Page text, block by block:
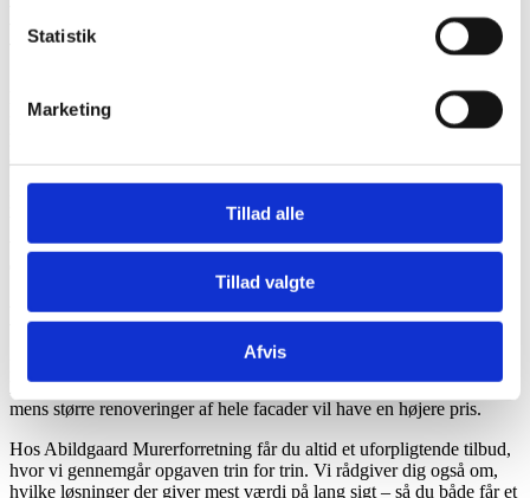
Statistik
Marketing
Tillad alle
Tillad valgte
Afvis
vigtig?
Mange overser murværkets betydning – men det er husets
fundament, der beskytter mod vejr, vind og frost. Selv små revner
større konstruktionsproblemer.
En professionel reparation af murværk forebygger skader, styrker
bygningens stabilitet og giver dig ro i sindet. Samtidig kan et flot og
velholdt murværk forbedre boligens udseende og værdi – og skaber
Hvad koster reparation af murværk?
løsninger, der vælges. Mindre reparationer er naturligvis billigere,
mens større renoveringer af hele facader vil have en højere pris.
Hos Abildgaard Murerforretning får du altid et uforpligtende tilbud,
hvor vi gennemgår opgaven trin for trin. Vi rådgiver dig også om,
hvilke løsninger der giver mest værdi på lang sigt – så du både får et